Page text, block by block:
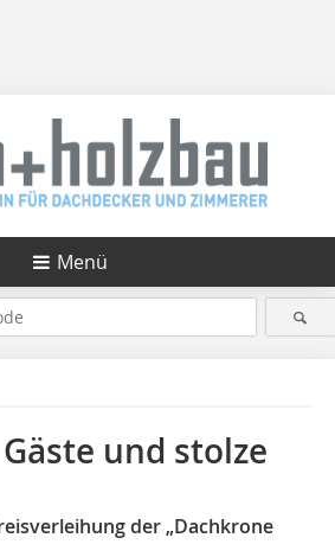
Menü
und stolze
der „Dachkrone